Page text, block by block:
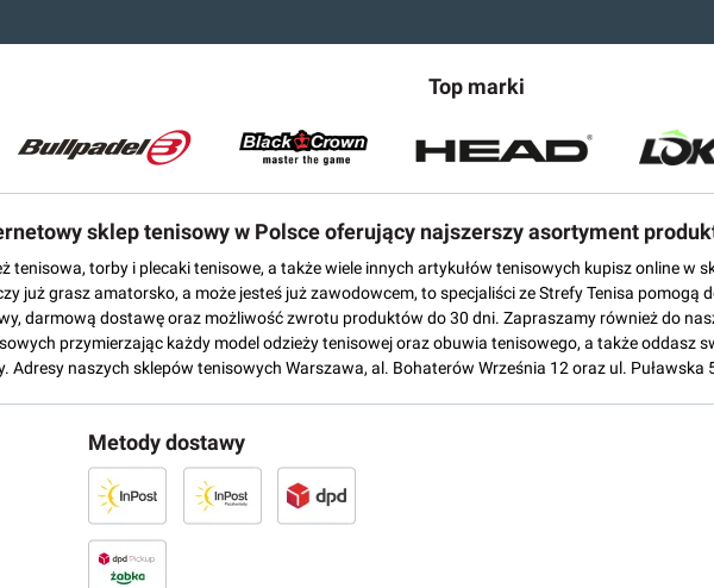
Top marki
sklep tenisowy w Polsce oferujący najszerszy asortyment
tenisowa, torby i plecaki tenisowe, a także wiele innych artykułów tenisowych kupisz online
już grasz amatorsko, a może jesteś już zawodowcem, to specjaliści ze Strefy Tenisa
darmową dostawę oraz możliwość zwrotu produktów do 30 dni. Zapraszamy również do
przymierzając każdy model odzieży tenisowej oraz obuwia tenisowego, a także oddasz
Adresy naszych sklepów tenisowych Warszawa, al. Bohaterów Września 12 oraz ul. Puławska
Metody dostawy